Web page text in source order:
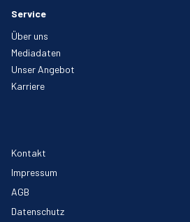
Service
Über uns
Mediadaten
Unser Angebot
Karriere
Kontakt
Impressum
AGB
Datenschutz